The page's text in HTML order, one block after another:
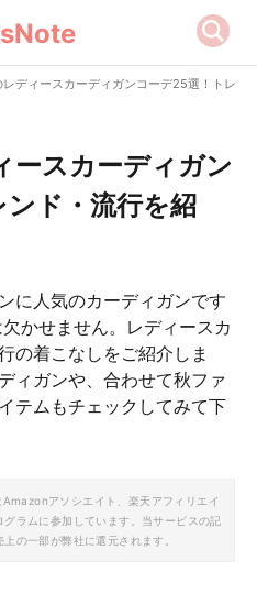
ディースカーディガンコーデ25選！トレン
ースカーディガン
ド・流行を紹
に人気のカーディガンです
かせません。レディースカ
の着こなしをご紹介しま
ィガンや、合わせて秋ファ
テムもチェックしてみて下
アソシエイト、楽天アフィリエイ
ラムに参加しています。当サービスの記
の一部が弊社に還元されます。